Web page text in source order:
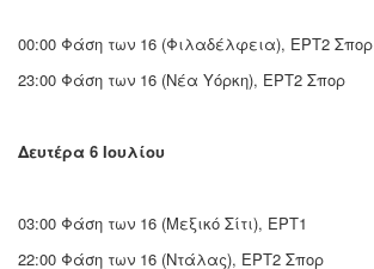
00:00 Φάση των 16 (Φιλαδέλφεια), ΕΡΤ2 Σπορ
23:00 Φάση των 16 (Νέα Υόρκη), ΕΡΤ2 Σπορ
Δευτέρα 6 Ιουλίου
03:00 Φάση των 16 (Μεξικό Σίτι), ΕΡΤ1
22:00 Φάση των 16 (Ντάλας), ΕΡΤ2 Σπορ